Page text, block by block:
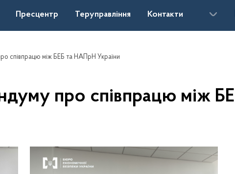
Пресцентр Теруправління Контакти
співпрацю між БЕБ та НАПрН України
про співпрацю між